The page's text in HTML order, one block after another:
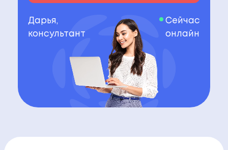
Дарья,
консультант
Сейчас
онлайн